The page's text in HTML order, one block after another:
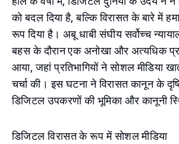
को बदल दिया है, बल्कि विरासत के बारे में
रूप दिया है। अबू धाबी संघीय सर्वोच्च
बहस के दौरान एक अनोखा और अत्यधिक
आया, जहां प्रतिभागियों ने सोशल मीडिया
चर्चा की। इस घटना ने विरासत कानून के
डिजिटल उपकरणों की भूमिका और कानूनी
डिजिटल विरासत के रूप में सोशल मीडिया